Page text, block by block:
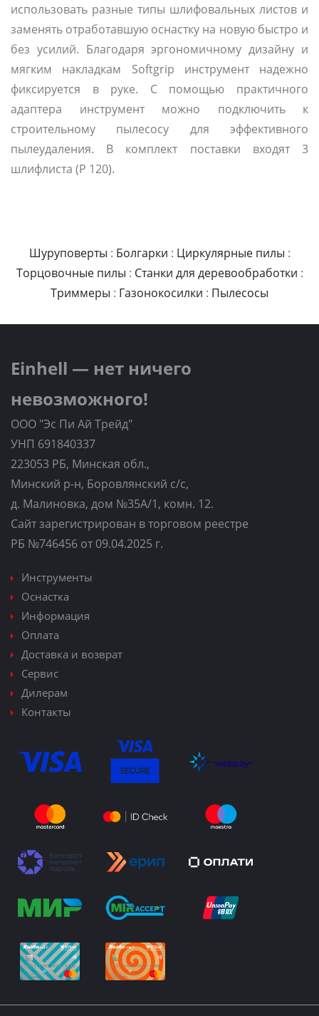
использовать разные типы шлифовальных листов и
заменять отработавшую оснастку на новую быстро и
без усилий. Благодаря эргономичному дизайну и
мягким накладкам Softgrip инструмент надежно
фиксируется в руке. С помощью практичного
адаптера инструмент можно подключить к
строительному пылесосу для эффективного
пылеудаления. В комплект поставки входят 3
шлифлиста (P 120).
Шуруповерты : Болгарки : Циркулярные пилы :
Торцовочные пилы : Станки для деревообработки :
Триммеры : Газонокосилки : Пылесосы
Einhell — нет ничего
невозможного!
ООО "Эс Пи Ай Трейд"
УНП 691840337
223053 РБ, Минская обл.,
Минский р-н, Боровлянский с/с,
д. Малиновка, дом №35A/1, комн. 12.
Сайт зарегистрирован в торговом реестре
РБ №746456 от 09.04.2025 г.
Инструменты
Оснастка
Информация
Оплата
Доставка и возврат
Сервис
Дилерам
Контакты